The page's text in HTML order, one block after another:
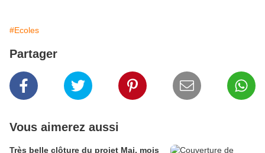
#Ecoles
Partager
Vous aimerez aussi
Très belle clôture du projet Mai, mois